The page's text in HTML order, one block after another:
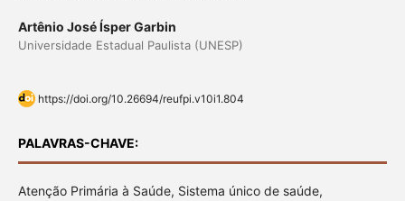
Artênio José Ísper Garbin
Universidade Estadual Paulista (UNESP)
https://doi.org/10.26694/reufpi.v10i1.804
PALAVRAS-CHAVE:
Atenção Primária à Saúde, Sistema único de saúde,